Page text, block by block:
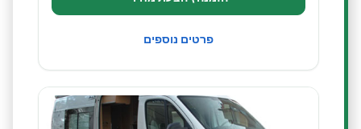
פרטים נוספים